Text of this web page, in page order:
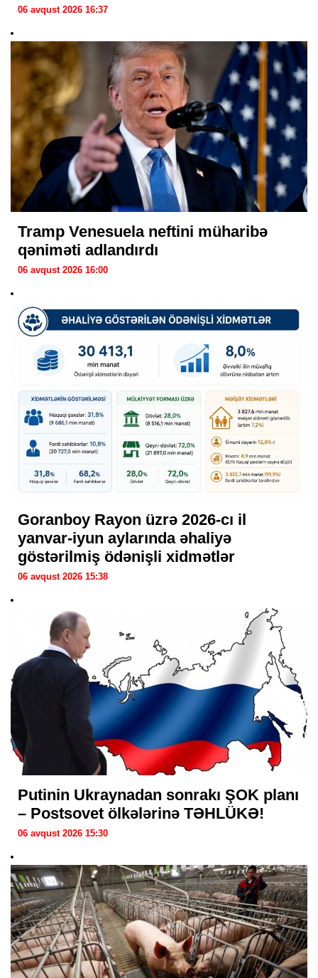
06 avqust 2026 16:37
Tramp Venesuela neftini müharibə
qəniməti adlandırdı
06 avqust 2026 16:00
Goranboy Rayon üzrə 2026-cı il
yanvar-iyun aylarında əhaliyə
göstərilmiş ödənişli xidmətlər
06 avqust 2026 15:38
Putinin Ukraynadan sonrakı ŞOK planı
– Postsovet ölkələrinə TƏHLÜKƏ!
06 avqust 2026 15:30